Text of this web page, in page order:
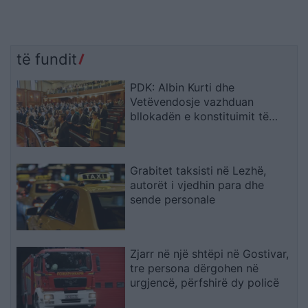
të fundit
PDK: Albin Kurti dhe
Vetëvendosje vazhduan
bllokadën e konstituimit të
Grabitet taksisti në Lezhë,
autorët i vjedhin para dhe
sende personale
Zjarr në një shtëpi në Gostivar,
tre persona dërgohen në
urgjencë, përfshirë dy policë